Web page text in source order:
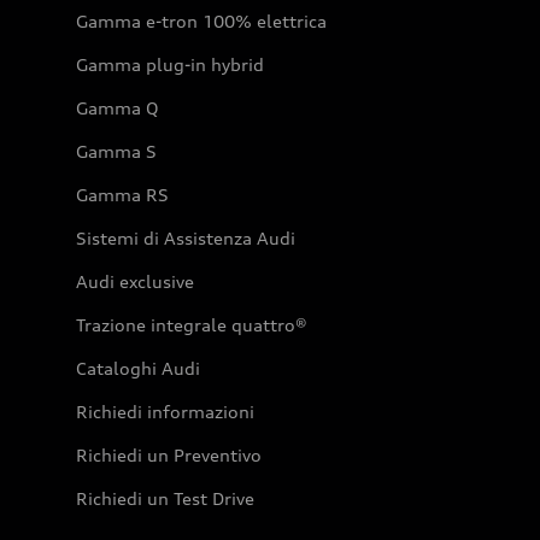
Gamma e-tron 100% elettrica
Gamma plug-in hybrid
Gamma Q
Gamma S
Gamma RS
Sistemi di Assistenza Audi
Audi exclusive
Trazione integrale quattro®
Cataloghi Audi
Richiedi informazioni
Richiedi un Preventivo
Richiedi un Test Drive